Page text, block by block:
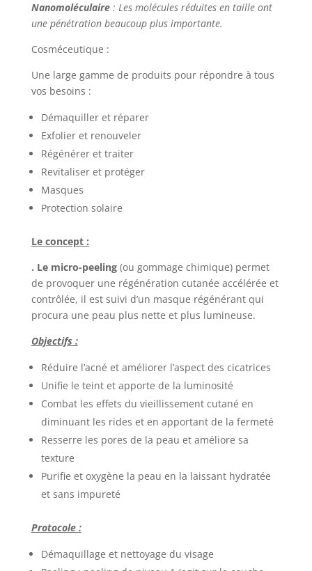
Nanomoléculaire: Les molécules réduites en taille ont
une pénétration beaucoup plus importante.
Cosméceutique :
Une large gamme de produits pour répondre à tous
vos besoins :
Démaquiller et réparer
Exfolier et renouveler
Régénérer et traiter
Revitaliser et protéger
Masques
Protection solaire
Le concept :
. Le micro-peeling(ou gommage chimique) permet
de provoquer une régénération cutanée accélérée et
contrôlée, il est suivi d’un masque régénérant qui
procura une peau plus nette et plus lumineuse.
Objectifs :
Réduire l’acné et améliorer l’aspect des cicatrices
Unifie le teint et apporte de la luminosité
Combat les effets du vieillissement cutané en
diminuant les rides et en apportant de la fermeté
Resserre les pores de la peau et améliore sa
texture
Purifie et oxygène la peau en la laissant hydratée
et sans impureté
Protocole :
Démaquillage et nettoyage du visage